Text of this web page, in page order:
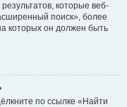
которые веб-
поиск», более
которых он должен быть
по ссылке «Найти